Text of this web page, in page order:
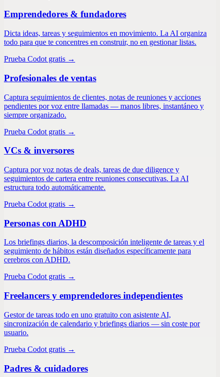
Emprendedores & fundadores
Dicta ideas, tareas y seguimientos en movimiento. La AI organiza
todo para que te concentres en construir, no en gestionar listas.
Prueba Codot gratis →
Profesionales de ventas
Captura seguimientos de clientes, notas de reuniones y acciones
pendientes por voz entre llamadas — manos libres, instantáneo y
siempre organizado.
Prueba Codot gratis →
VCs & inversores
Captura por voz notas de deals, tareas de due diligence y
seguimientos de cartera entre reuniones consecutivas. La AI
estructura todo automáticamente.
Prueba Codot gratis →
Personas con ADHD
Los briefings diarios, la descomposición inteligente de tareas y el
seguimiento de hábitos están diseñados específicamente para
cerebros con ADHD.
Prueba Codot gratis →
Freelancers y emprendedores independientes
Gestor de tareas todo en uno gratuito con asistente AI,
sincronización de calendario y briefings diarios — sin coste por
usuario.
Prueba Codot gratis →
Padres & cuidadores